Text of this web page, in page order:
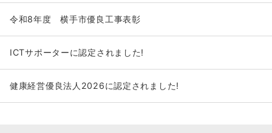
令和8年度 横手市優良工事表彰
ICTサポーターに認定されました!
健康経営優良法人2026に認定されました!